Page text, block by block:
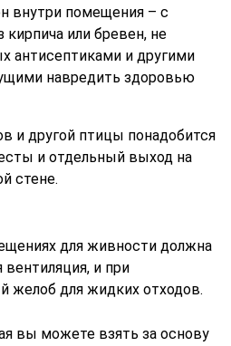
внутри помещения – с
кирпича или бревен, не
антисептиками и другими
навредить здоровью
и другой птицы понадобится
и отдельный выход на
стене.
для живности должна
и при
желоб для жидких отходов.
вы можете взять за основу